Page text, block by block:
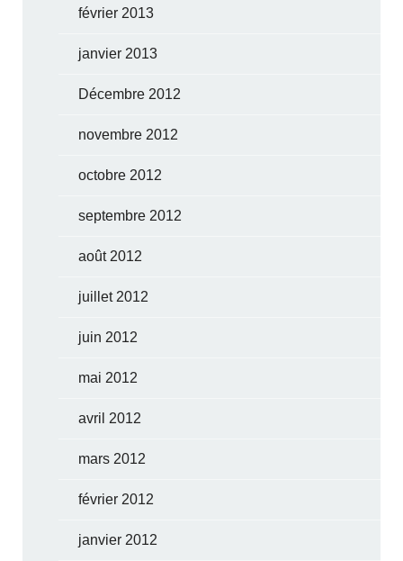
février 2013
janvier 2013
Décembre 2012
novembre 2012
octobre 2012
septembre 2012
août 2012
juillet 2012
juin 2012
mai 2012
avril 2012
mars 2012
février 2012
janvier 2012